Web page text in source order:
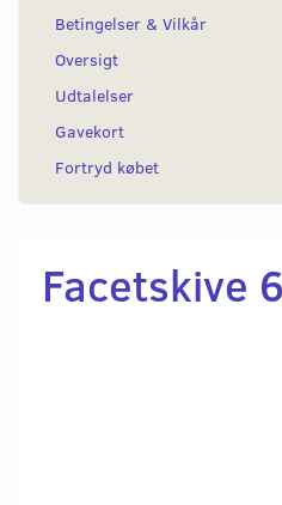
Betingelser & Vilkår
Oversigt
Udtalelser
Gavekort
Fortryd købet
Facetskive